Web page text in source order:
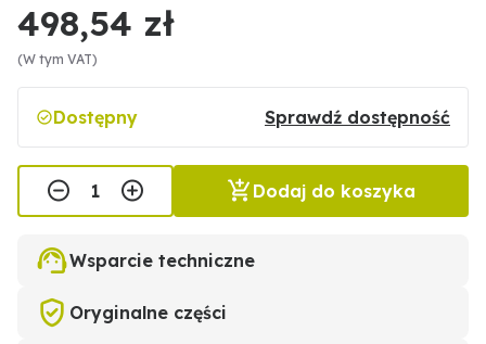
498,54 zł
(W tym VAT)
Dostępny Sprawdź dostępność
Dodaj do koszyka
Wsparcie techniczne
Oryginalne części